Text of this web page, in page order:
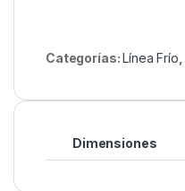
Categorías:Línea Frío
Dimensiones